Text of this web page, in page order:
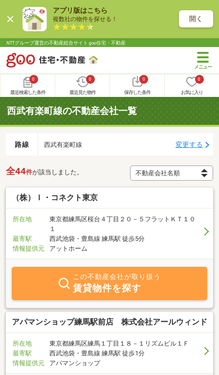
アプリ版はこちら
複数社の物件を探せる！ 開く
NTTグループ運営の不動産総合サイト goo住宅・不動産
0
最近検索した条件
0
最近見た物件
0
保存した条件
0
お気に入り
西武有楽町線の不動産会社一覧
路線 西武有楽町線 変更する
全44件が該当しました。
（株）Ｉ・コネクト東京
所在地
東京都練馬区桜台４丁目２０－５フラットＫＴ１０
１
最寄駅
西武池袋・豊島線 練馬駅 徒歩5分
情報提供元
アットホーム
この不動産会社が取り扱う
賃貸物件を探す
アパマンショップ練馬駅前店 株式会社アールウィンド
所在地
東京都練馬区練馬１丁目１８－１リズムビル１Ｆ
最寄駅
西武池袋・豊島線 練馬駅 徒歩1分
情報提供元
アパマンショップ